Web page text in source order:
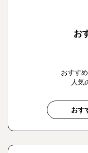
お
おすす
人気
おす